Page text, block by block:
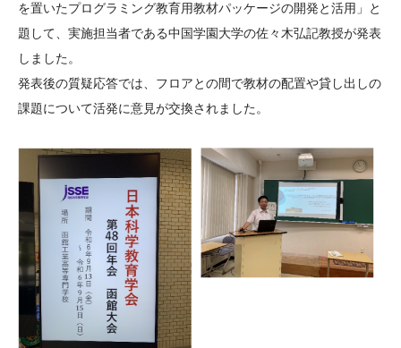
次世代理系人材育成プ
ログラム助成
を置いたプログラミング教育用教材パッケージの開発と活用」と
題して、実施担当者である中国学園大学の佐々木弘記教授が発表
しました。
発表後の質疑応答では、フロアとの間で教材の配置や貸し出しの
課題について活発に意見が交換されました。